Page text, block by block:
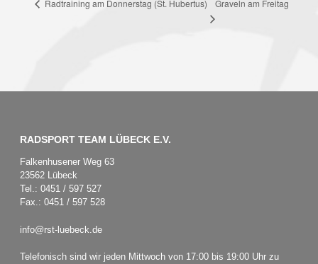
Radtraining am Donnerstag (St. Hubertus) Graveln am Freitag
RADSPORT TEAM LÜBECK E.V.
Falkenhusener Weg 63
23562 Lübeck
Tel.: 0451 / 597 527
Fax.: 0451 / 597 528
info@rst-luebeck.de
Telefonisch sind wir jeden Mittwoch von 17:00 bis 19:00 Uhr zu